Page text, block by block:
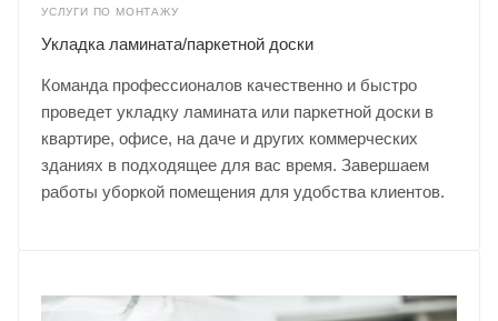
УСЛУГИ ПО МОНТАЖУ
Укладка ламината/паркетной доски
Команда профессионалов качественно и быстро
проведет укладку ламината или паркетной доски в
квартире, офисе, на даче и других коммерческих
зданиях в подходящее для вас время. Завершаем
работы уборкой помещения для удобства клиентов.